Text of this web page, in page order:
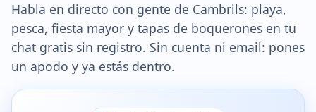
Habla en directo con gente de Cambrils: playa,
pesca, fiesta mayor y tapas de boquerones en tu
chat gratis sin registro. Sin cuenta ni email: pones
un apodo y ya estás dentro.